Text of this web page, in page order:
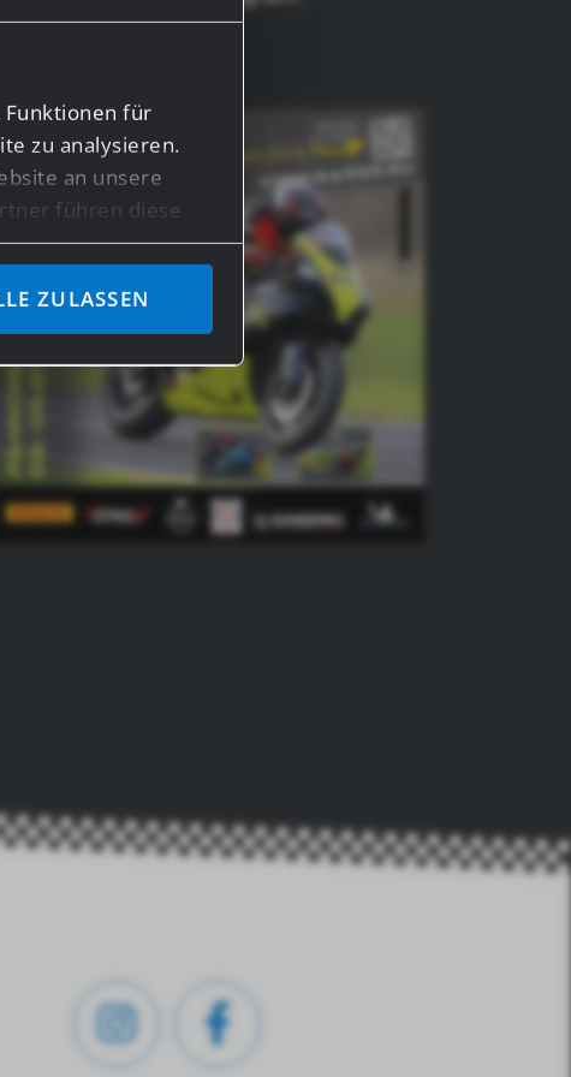
Funktionen für
zu analysieren.
an unsere
führen diese
ihnen bereitgestellt
von Daten in
ZULASSEN